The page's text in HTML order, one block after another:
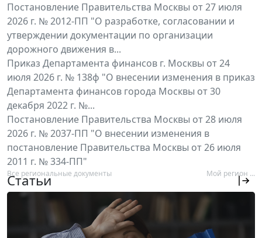
Постановление Правительства Москвы от 27 июля
2026 г. № 2012-ПП "О разработке, согласовании и
утверждении документации по организации
дорожного движения в...
Приказ Департамента финансов г. Москвы от 24
июля 2026 г. № 138ф "О внесении изменения в приказ
Департамента финансов города Москвы от 30
декабря 2022 г. №...
Постановление Правительства Москвы от 28 июля
2026 г. № 2037-ПП "О внесении изменения в
постановление Правительства Москвы от 26 июля
2011 г. № 334-ПП"
Все региональные документы Мой регион ...
Статьи